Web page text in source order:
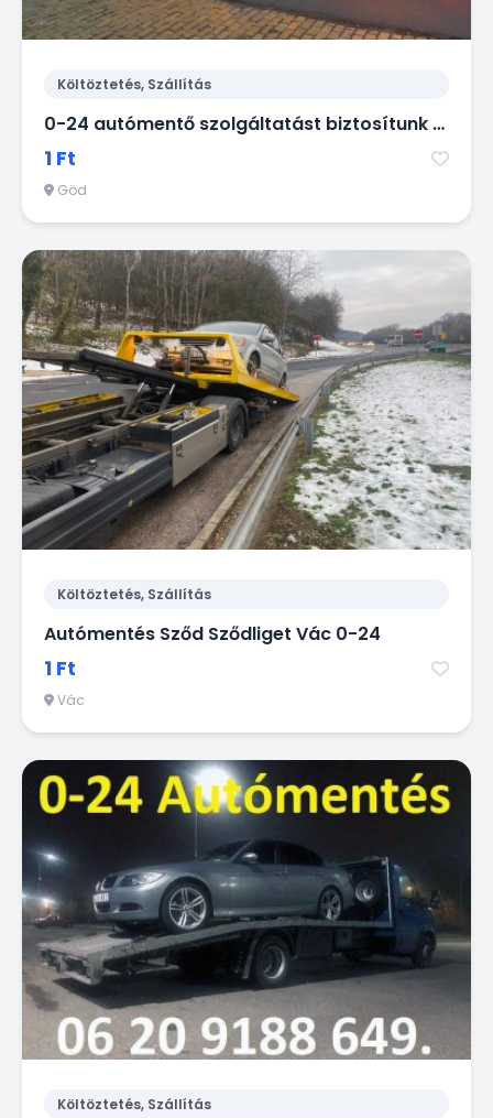
Költöztetés, Szállítás
0-24 autómentő szolgáltatást biztosítunk Gödön és környékén Pest megyében.
1 Ft
Göd
Költöztetés, Szállítás
Autómentés Sződ Sződliget Vác 0-24
1 Ft
Vác
Költöztetés, Szállítás